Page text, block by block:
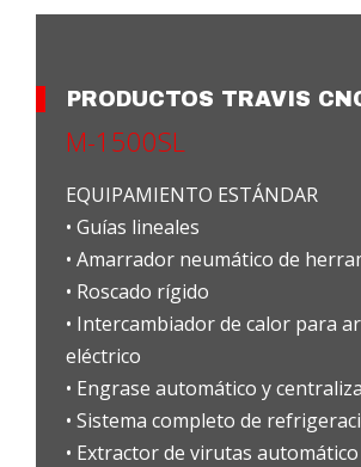
PRODUCTOS TRAVIS
M-1500SL
EQUIPAMIENTO ESTÁNDAR
• Guías lineales
• Amarrador neumático de
• Roscado rígido
• Intercambiador de calor para
eléctrico
• Engrase automático y
• Sistema completo de
• Extractor de virutas